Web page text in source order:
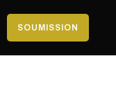
SOUMISSION